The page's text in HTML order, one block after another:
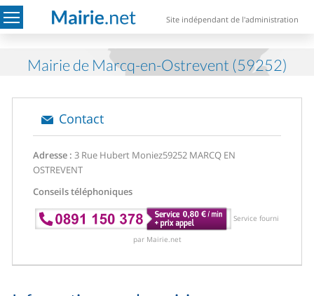
Site indépendant de l'administration
Mairie de Marcq-en-Ostrevent (59252)
Contact
Adresse : 3 Rue Hubert Moniez59252 MARCQ EN
OSTREVENT
Conseils téléphoniques
Service fourni
par Mairie.net